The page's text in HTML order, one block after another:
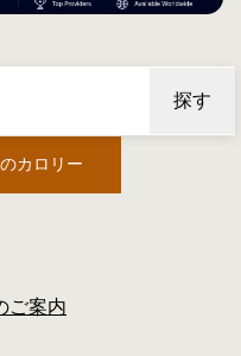
探す
カロリー
ご案内